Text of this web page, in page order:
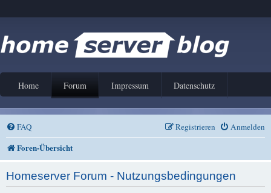
Home Forum Impressum Datenschutz
FAQ Anmelden
Registrieren
Foren-Übersicht
Homeserver Forum - Nutzungsbedingungen